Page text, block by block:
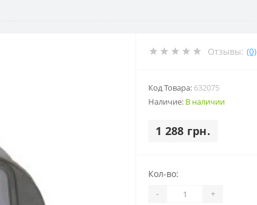
Отзывы: (0)
Код Товара: 632075
Наличие: В наличии
1 288 грн.
Кол-во:
- +